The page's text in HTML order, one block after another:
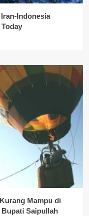
Indonesia
Mampu di
Saipullah